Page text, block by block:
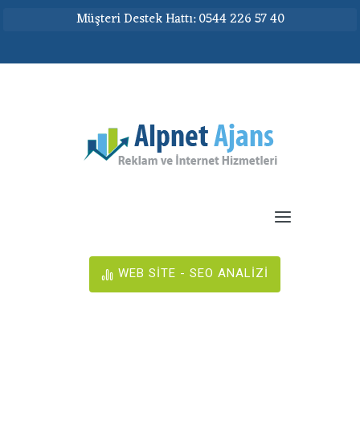
Müşteri Destek Hattı: 0544 226 57 40
WEB SİTE - SEO ANALİZİ